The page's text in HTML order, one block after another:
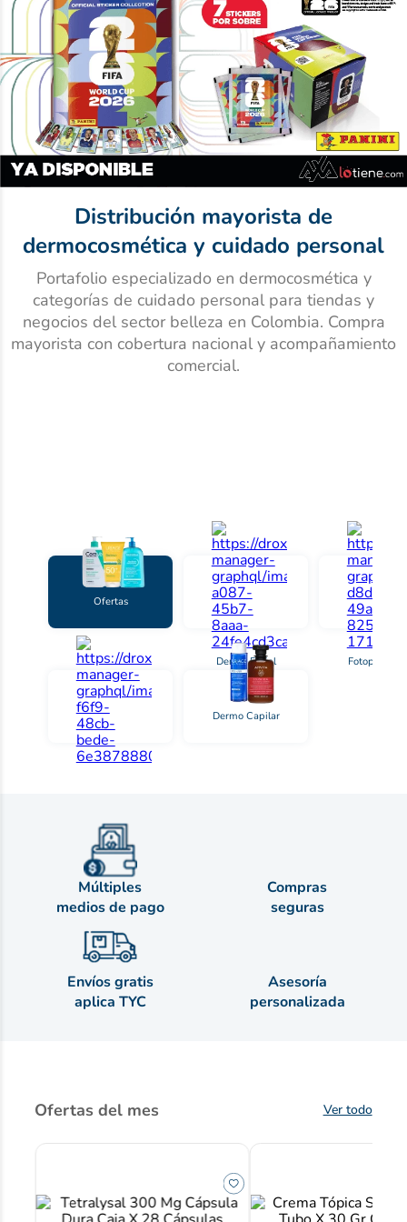
Distribución mayorista de
dermocosmética y cuidado personal
Portafolio especializado en dermocosmética y
categorías de cuidado personal para tiendas y
negocios del sector belleza en Colombia. Compra
mayorista con cobertura nacional y acompañamiento
comercial.
Ofertas
Dermo Facial
Dermo Capilar
Múltiples
medios de pago
Compras
seguras
Envíos gratis
aplica TYC
Asesoría
personalizada
Ofertas del mes Ver todo
10. ibuprofeno